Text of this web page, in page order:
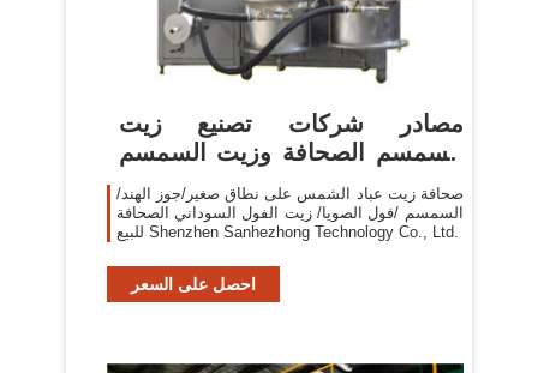
مصادر شركات تصنيع زيت
السمسم الصحافة وزيت السمسم
صحافة زيت عباد الشمس على نطاق صغير/جوز الهند/
السمسم /فول الصويا/ زيت الفول السوداني الصحافة
للبيع Shenzhen Sanhezhong Technology Co., Ltd.
احصل على السعر